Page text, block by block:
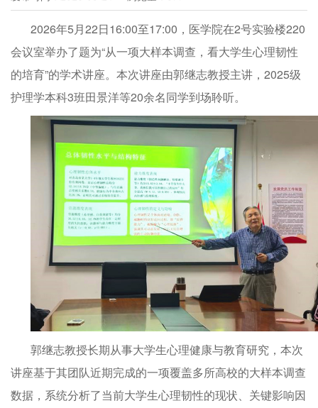
2026年5月22日16:00至17:00，医学院在2号实验楼220
会议室举办了题为“从一项大样本调查，看大学生心理韧性
的培育”的学术讲座。本次讲座由郭继志教授主讲，2025级
护理学本科3班田景洋等20余名同学到场聆听。
郭继志教授长期从事大学生心理健康与教育研究，本次
讲座基于其团队近期完成的一项覆盖多所高校的大样本调查
数据，系统分析了当前大学生心理韧性的现状、关键影响因